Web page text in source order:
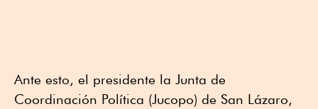
Ante esto, el presidente la Junta de
Coordinación Política (Jucopo) de San Lázaro,